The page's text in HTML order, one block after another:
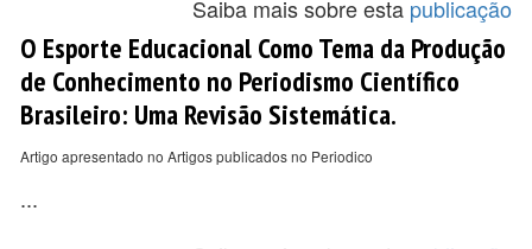
Saiba mais sobre esta publicação
O Esporte Educacional Como Tema da Produção
de Conhecimento no Periodismo Científico
Brasileiro: Uma Revisão Sistemática.
Artigo apresentado no Artigos publicados no Periodico
...